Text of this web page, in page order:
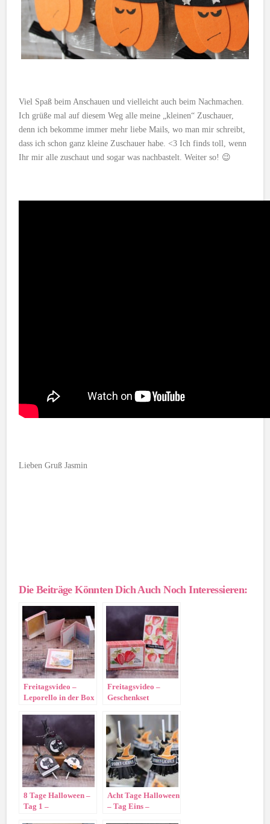
Viel Spaß beim Anschauen und vielleicht auch beim Nachmachen.
Ich grüße mal auf diesem Weg alle meine „kleinen“ Zuschauer,
denn ich bekomme immer mehr liebe Mails, wo man mir schreibt,
dass ich schon ganz kleine Zuschauer habe. <3 Ich finds toll, wenn
Ihr mir alle zuschaut und sogar was nachbastelt. Weiter so! 😉
Lieben Gruß Jasmin
Die Beiträge Könnten Dich Auch Noch Interessieren:
Freitagsvideo –
Leporello in der Box
Freitagsvideo –
Geschenkset
8 Tage Halloween –
Tag 1 –
Acht Tage Halloween
– Tag Eins –